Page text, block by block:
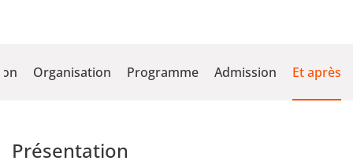
Organisation Programme Admission Et après
Présentation